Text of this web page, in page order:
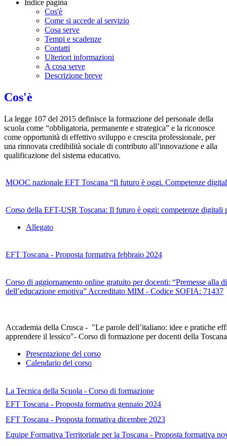
Indice pagina
Cos'è
Come si accede al servizio
Cosa serve
Tempi e scadenze
Contatti
Ulteriori informazioni
A cosa serve
Descrizione breve
Cos'è
La legge 107 del 2015 definisce la formazione del personale della
scuola come “obbligatoria, permanente e strategica” e la riconosce
come opportunità di effettivo sviluppo e crescita professionale, per
una rinnovata credibilità sociale di contributo all’innovazione e alla
qualificazione del sistema educativo.
MOOC nazionale EFT Toscana “Il futuro è oggi. Competenze
Corso della EFT-USR Toscana: Il futuro è oggi: competenze digitali
Allegato
EFT Toscana - Proposta formativa febbraio 2024
Corso di aggiornamento online gratuito per docenti: “Premesse alla
dell’educazione emotiva” Accreditato MIM - Codice SOFIA: 71437
Accademia della Crusca - "Le parole dell’italiano: idee e pratiche
apprendere il lessico"- Corso di formazione per docenti della
Presentazione del corso
Calendario del corso
La Tecnica della Scuola - Corso di formazione
EFT Toscana - Proposta formativa gennaio 2024
EFT Toscana - Proposta formativa dicembre 2023
Equipe Formativa Territoriale per la Toscana - Proposta formativa